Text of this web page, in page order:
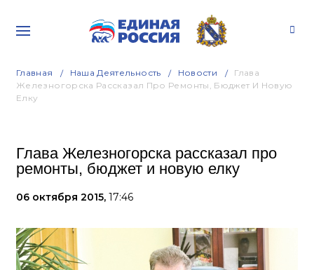
Главная Наша Деятельность Новости
Глава
Железногорска Рассказал Про Ремонты, Бюджет И Новую
Елку
Глава Железногорска рассказал про
ремонты, бюджет и новую елку
06 октября 2015, 17:46